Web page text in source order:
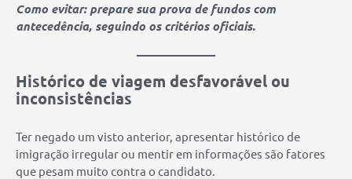
Como evitar: prepare sua prova de fundos com
antecedência, seguindo os critérios oficiais.
Histórico de viagem desfavorável ou
inconsistências
Ter negado um visto anterior, apresentar histórico de
imigração irregular ou mentir em informações são fatores
que pesam muito contra o candidato.